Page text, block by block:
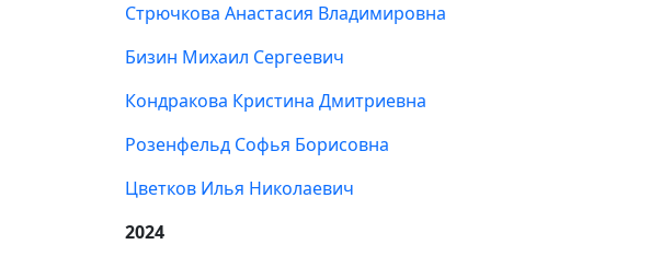
Стрючкова Анастасия Владимировна
Бизин Михаил Сергеевич
Кондракова Кристина Дмитриевна
Розенфельд Софья Борисовна
Цветков Илья Николаевич
2024